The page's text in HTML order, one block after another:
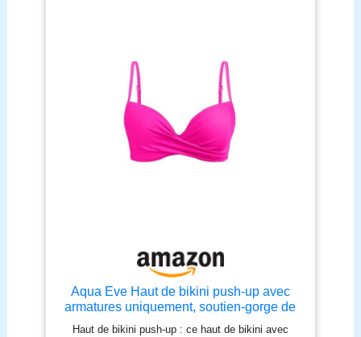
votre taille naturelle et une coupe haute qui allonge
visuellement vos jambes. Le design est complété
par un motif paisley à la mode qui ajoute une
touche de chic bohème Avec ce bikini deux pièces,
vous pouvez mettre en valeur votre élégance
estivale, que ce soit à la plage, à la piscine ou lors
d'activités de loisirs ensoleillées. Le bikini combine
Aqua Eve Haut de bikini push-up avec
armatures uniquement, soutien-gorge de
bain rembourré, rose vif, Taille M
Haut de bikini push-up : ce haut de bikini avec